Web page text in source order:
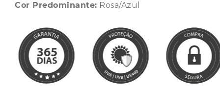
Cor Predominante: Rosa/Azul